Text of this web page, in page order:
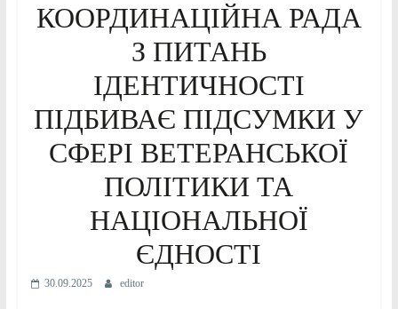
КООРДИНАЦІЙНА РАДА
З ПИТАНЬ
ІДЕНТИЧНОСТІ
ПІДБИВАЄ ПІДСУМКИ У
СФЕРІ ВЕТЕРАНСЬКОЇ
ПОЛІТИКИ ТА
НАЦІОНАЛЬНОЇ
ЄДНОСТІ
30.09.2025 editor